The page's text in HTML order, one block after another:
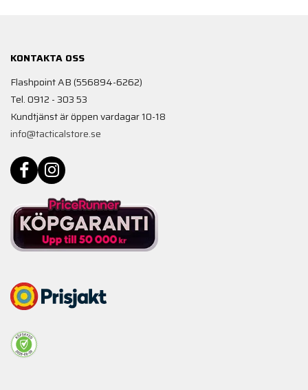
KONTAKTA OSS
Flashpoint AB (556894-6262)
Tel. 0912 - 303 53
Kundtjänst är öppen vardagar 10-18
info@tacticalstore.se